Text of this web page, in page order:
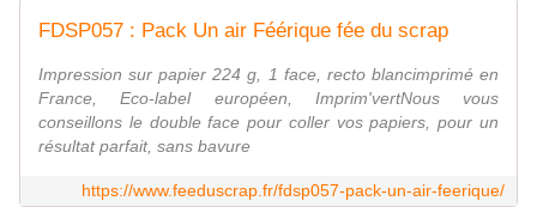
FDSP057 : Pack Un air Féérique fée du scrap
Impression sur papier 224 g, 1 face, recto blancimprimé en
France, Eco-label européen, Imprim'vertNous vous
conseillons le double face pour coller vos papiers, pour un
résultat parfait, sans bavure
https://www.feeduscrap.fr/fdsp057-pack-un-air-feerique/